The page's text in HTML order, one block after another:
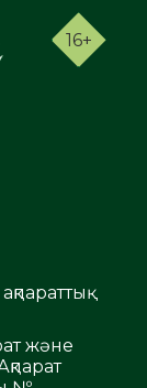
16+
және